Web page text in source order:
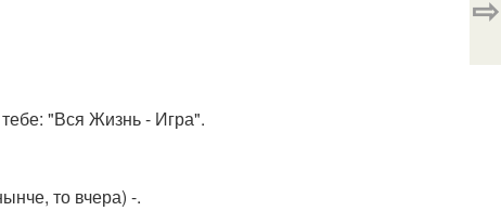
"Вся Жизнь - Игра".
то вчера) -.